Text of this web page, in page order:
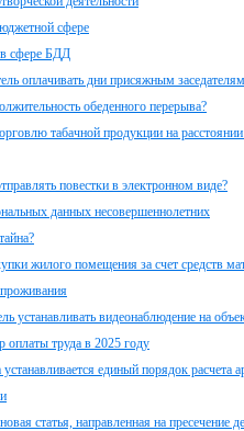
сфере
сфере БДД
оплачивать дни присяжным
обеденного перерыва?
табачной продукции на
повестки в электронном виде?
данных несовершеннолетних
жилого помещения за счет средств
устанавливать видеонаблюдение на
труда в 2025 году
единый порядок расчета
статья, направленная на пресечение